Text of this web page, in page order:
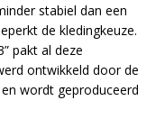
stabiel dan een
de kledingkeuze.
pakt al deze
ontwikkeld door de
wordt geproduceerd